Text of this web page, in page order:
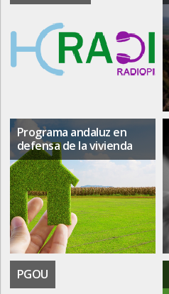
Programa andaluz en
defensa de la vivienda
PGOU